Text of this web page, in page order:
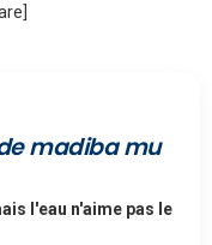
madiba mu
l'eau n'aime pas le